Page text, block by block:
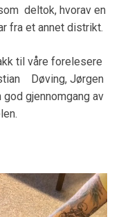
deltok, hvorav en
fra et annet distrikt.
til våre forelesere
Døving, Jørgen
gjennomgang av